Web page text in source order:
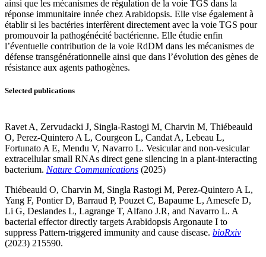
ainsi que les mécanismes de régulation de la voie TGS dans la
réponse immunitaire innée chez Arabidopsis. Elle vise également à
établir si les bactéries interfèrent directement avec la voie TGS pour
promouvoir la pathogénécité bactérienne. Elle étudie enfin
l’éventuelle contribution de la voie RdDM dans les mécanismes de
défense transgénérationnelle ainsi que dans l’évolution des gènes de
résistance aux agents pathogènes.
Selected publications
Ravet A, Zervudacki J, Singla-Rastogi M, Charvin M, Thiébeauld
O, Perez-Quintero A L, Courgeon L, Candat A, Lebeau L,
Fortunato A E, Mendu V, Navarro L. Vesicular and non-vesicular
extracellular small RNAs direct gene silencing in a plant-interacting
bacterium. Nature Communications (2025)
Thiébeauld O, Charvin M, Singla Rastogi M, Perez-Quintero A L,
Yang F, Pontier D, Barraud P, Pouzet C, Bapaume L, Amesefe D,
Li G, Deslandes L, Lagrange T, Alfano J.R, and Navarro L. A
bacterial effector directly targets Arabidopsis Argonaute I to
suppress Pattern-triggered immunity and cause disease. bioRxiv
(2023) 215590.